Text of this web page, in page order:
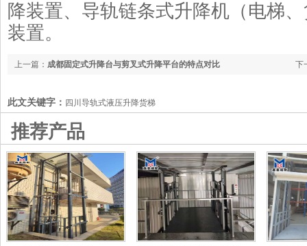
降装置、导轨链条式升降机（电梯
装置。
下
上一篇： 成都固定式升降台与剪叉式升降平台的特点对比
此文关键字： 四川导轨式液压升降货梯
推荐产品